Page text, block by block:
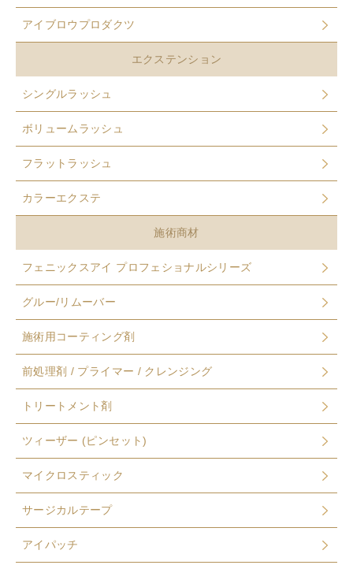
アイブロウプロダクツ
エクステンション
シングルラッシュ
ボリュームラッシュ
フラットラッシュ
カラーエクステ
施術商材
フェニックスアイ プロフェショナルシリーズ
グルー/リムーバー
施術用コーティング剤
前処理剤 / プライマー / クレンジング
トリートメント剤
ツィーザー (ピンセット)
マイクロスティック
サージカルテープ
アイパッチ